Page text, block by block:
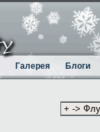
Галерея Блоги